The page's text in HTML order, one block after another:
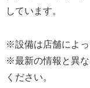
しています。
※設備は店舗によっ
※最新の情報と異
ください。